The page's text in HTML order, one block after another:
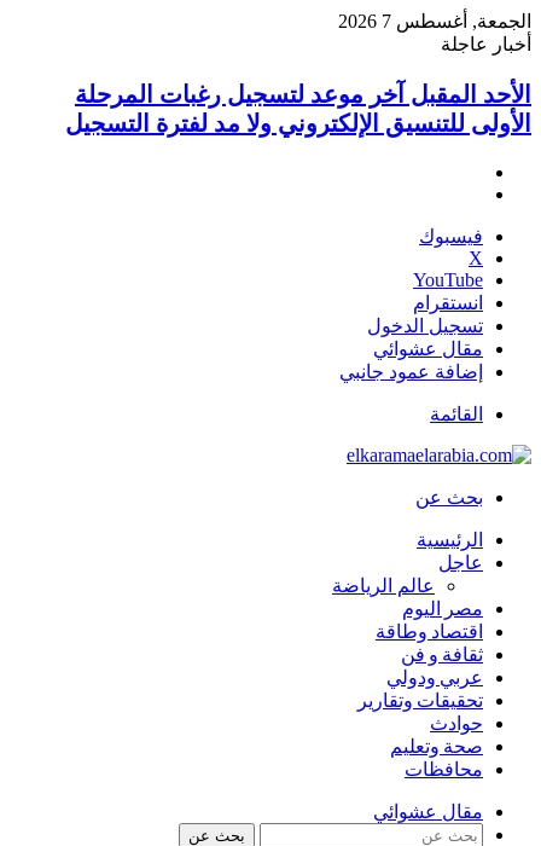
الجمعة, أغسطس 7 2026
أخبار عاجلة
الأحد المقبل آخر موعد لتسجيل رغبات المرحلة
الأولى للتنسيق الإلكتروني ولا مد لفترة التسجيل
فيسبوك
‫X
‫YouTube
انستقرام
تسجيل الدخول
مقال عشوائي
إضافة عمود جانبي
القائمة
بحث عن
الرئيسية
عاجل
عالم الرياضة
مصر اليوم
اقتصاد وطاقة
ثقافة و فن
عربي ودولي
تحقيقات وتقارير
حوادث
صحة وتعليم
محافظات
مقال عشوائي
بحث عن